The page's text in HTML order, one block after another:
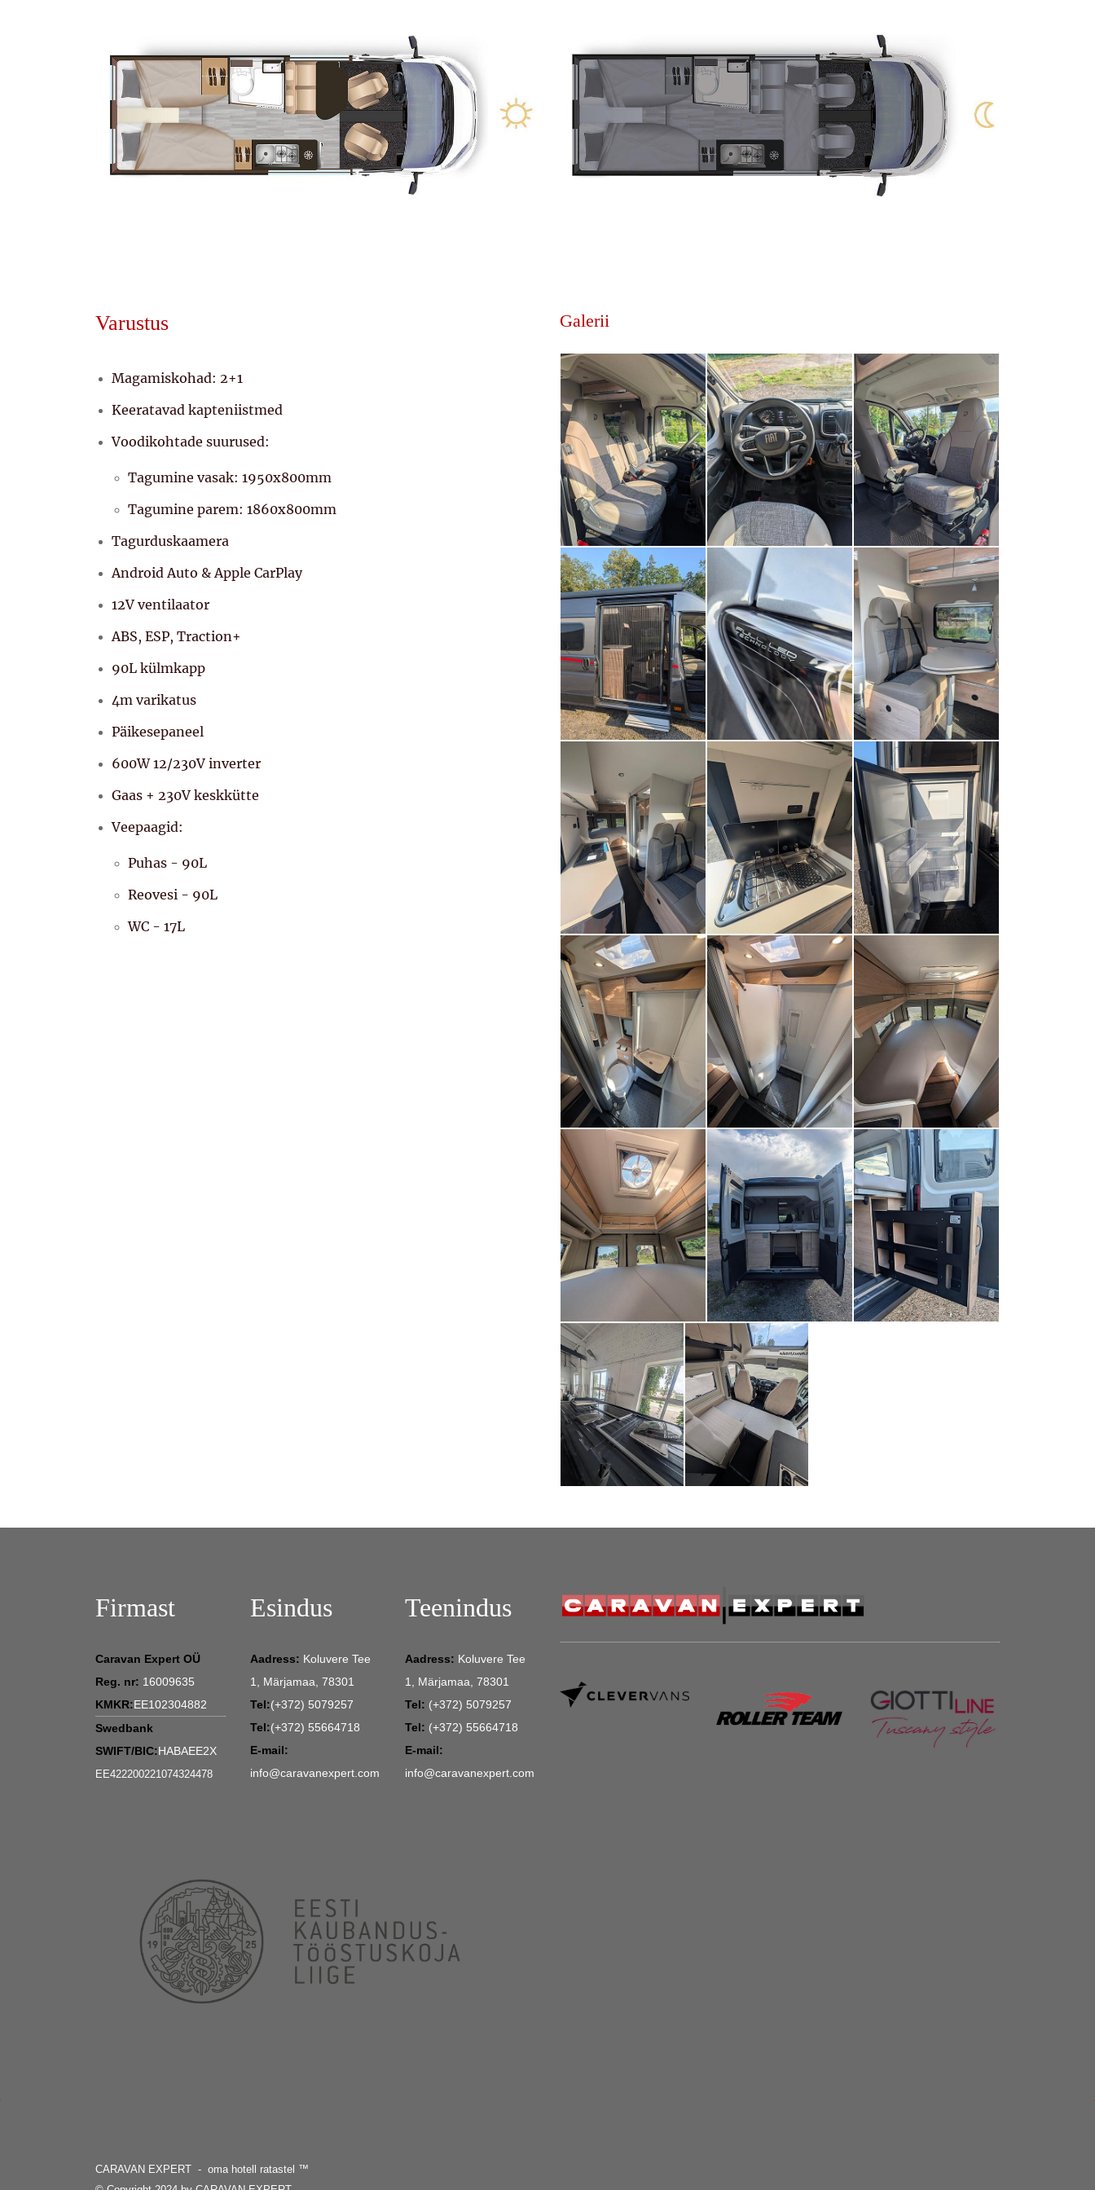
Varustus
Magamiskohad: 2+1
Keeratavad kapteniistmed
Voodikohtade suurused:
Tagumine vasak: 1950x800mm
Tagumine parem: 1860x800mm
Tagurduskaamera
Android Auto & Apple CarPlay
12V ventilaator
ABS, ESP, Traction+
90L külmkapp
4m varikatus
Päikesepaneel
600W 12/230V inverter
Gaas + 230V keskkütte
Veepaagid:
Puhas - 90L
Reovesi - 90L
WC - 17L
Galerii
Firmast
Caravan Expert OÜ
Reg. nr: 16009635
KMKR:EE102304882
Swedbank
SWIFT/BIC:HABAEE2X
EE422200221074324478
Esindus
Aadress: Koluvere Tee
1, Märjamaa, 78301
Tel:(+372) 5079257
Tel:(+372) 55664718
E-mail:
info@caravanexpert.com
Teenindus
Aadress: Koluvere Tee
1, Märjamaa, 78301
Tel: (+372) 5079257
Tel: (+372) 55664718
E-mail:
info@caravanexpert.com
CARAVAN EXPERT - oma hotell ratastel ™